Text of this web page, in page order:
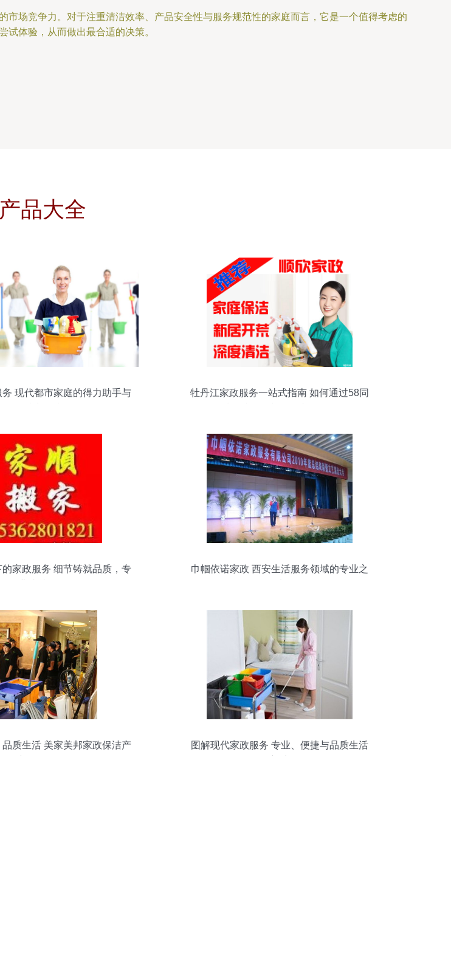
场竞争力。对于注重清洁效率、产品安全性与服务规范性的家庭而言，它是一个值得考虑的
体验，从而做出最合适的决策。
产品大全
务 现代都市家庭的得力助手与
牡丹江家政服务一站式指南 如何通过58同
家政服务 细节铸就品质，专
巾帼依诺家政 西安生活服务领域的专业之
质生活 美家美邦家政保洁产
图解现代家政服务 专业、便捷与品质生活